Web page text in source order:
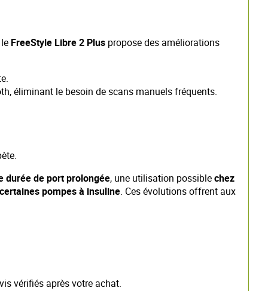
FreeStyle Libre 2 Plus propose des améliorations
éliminant le besoin de scans manuels fréquents.
durée de port prolongée, une utilisation possiblechez
pompes à insuline. Ces évolutions offrent aux
vérifiés après votre achat.